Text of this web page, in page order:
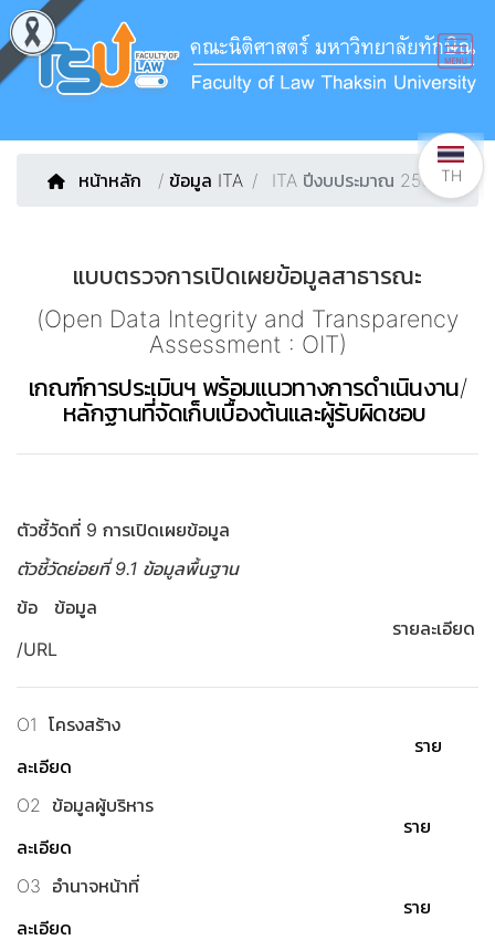
หน้าหลัก / ข้อมูล ITA ITA ปีงบประมาณ 2567
แบบตรวจการเปิดเผยข้อมูลสาธารณะ
(Open Data Integrity and Transparency
Assessment : OIT)
เกณฑ์การประเมินฯ พร้อมแนวทางการดำเนินงาน/
หลักฐานที่จัดเก็บเบื้องต้นและผู้รับผิดชอบ
ตัวชี้วัดที่ 9 การเปิดเผยข้อมูล
ตัวชี้วัดย่อยที่ 9.1 ข้อมูลพื้นฐาน
ข้อ ข้อมูล
รายละเอียด
/URL
O1 โครงสร้าง
ราย
ละเอียด
O2 ข้อมูลผู้บริหาร
ราย
ละเอียด
O3 อำนาจหน้าที่
ราย
ละเอียด
TH